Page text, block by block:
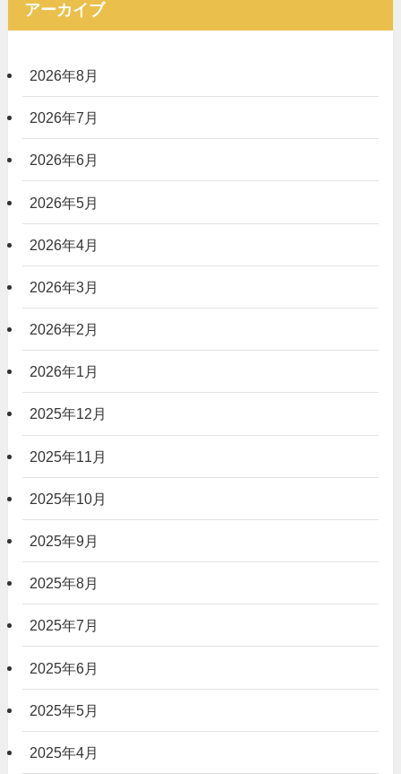
アーカイブ
2026年8月
2026年7月
2026年6月
2026年5月
2026年4月
2026年3月
2026年2月
2026年1月
2025年12月
2025年11月
2025年10月
2025年9月
2025年8月
2025年7月
2025年6月
2025年5月
2025年4月